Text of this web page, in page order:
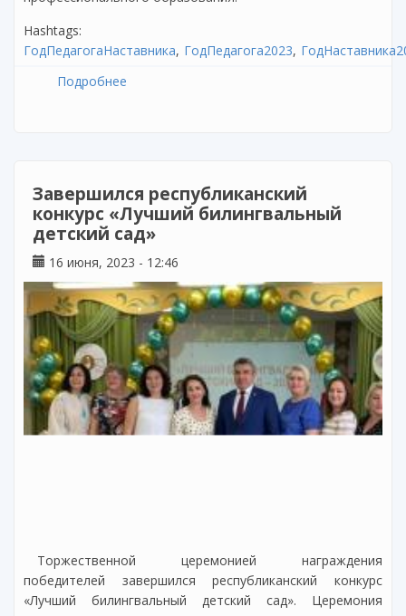
Hashtags:
ГодПедагогаНаставника ГодПедагога2023
Подробнее
Завершился республиканский
конкурс «Лучший билингвальный
детский сад»
16 июня, 2023 - 12:46
Торжественной церемонией награждения
победителей завершился республиканский конкурс
«Лучший билингвальный детский сад». Церемония